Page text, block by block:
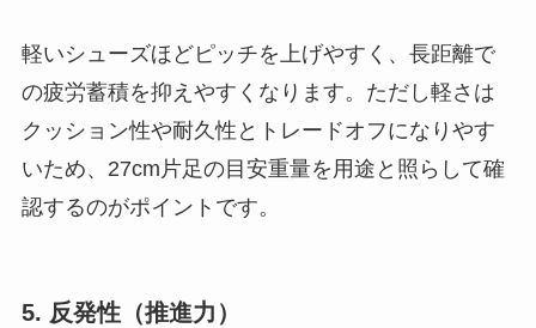
軽いシューズほどピッチを上げやすく、長距離で
の疲労蓄積を抑えやすくなります。ただし軽さは
クッション性や耐久性とトレードオフになりやす
いため、27cm片足の目安重量を用途と照らして確
認するのがポイントです。
5. 反発性（推進力）